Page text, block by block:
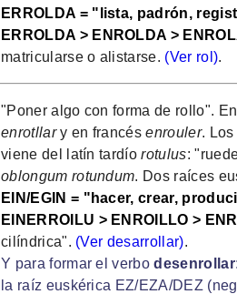
ERROLDA = "lista, padrón,
ERROLDA > ENROLDA >
matricularse o alistarse. (Ver rol).
"Poner algo con forma de rollo".
enrotllary en francésenrouler.
viene del latín tardíorotulus:
oblongum rotundum. Dos raíces
EIN/EGIN = "hacer, crear,
EINERROILU > ENROILLO >
cilíndrica". (Ver desarrollar).
Y para formar el verbodesenrollar
la raíz euskérica EZ/EZA/DEZ